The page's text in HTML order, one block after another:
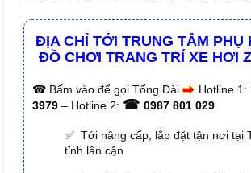
ĐỊA CHỈ TỚI TRUNG TÂM PHỤ
ĐỒ CHƠI TRANG TRÍ XE HƠI
☎ Bấm vào để gọi Tổng Đài Hotline 1:
3979 – Hotline 2: ☎ 0987 801 029
✅ Tới nâng cấp, lắp đặt tận nơi tại
tỉnh lân cận